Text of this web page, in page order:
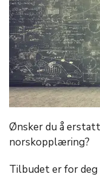
Ønsker du å
norskopplæring?
Tilbudet er for